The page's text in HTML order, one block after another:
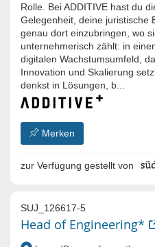
Rolle. Bei ADDITIVE hast du
Gelegenheit, deine juristische
genau dort einzubringen, wo
unternehmerisch zählt: in
digitalen Wachstumsumfeld,
Innovation und Skalierung
denkst in Lösungen, b...
Merken
zur Verfügung gestellt von
SUJ_126617-5
Head of Engineering*